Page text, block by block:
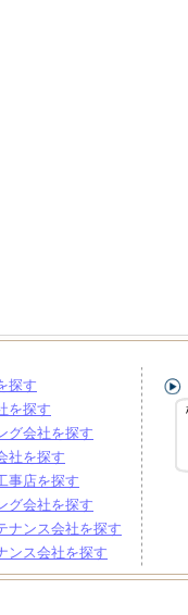
探す
を探す
グ会社を探す
社を探す
事店を探す
グ会社を探す
ナンス会社を探す
ンス会社を探す